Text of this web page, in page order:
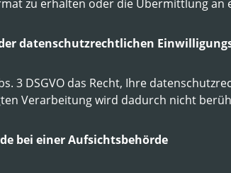
zu erhalten oder die Übermittlung
datenschutzrechtlichen
3 DSGVO das Recht, Ihre
Verarbeitung wird dadurch nicht
bei einer Aufsichtsbehörde